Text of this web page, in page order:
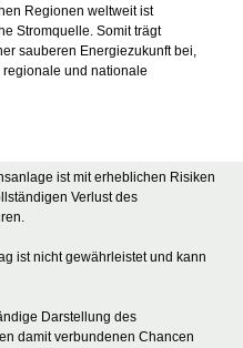
Regionen weltweit ist
Stromquelle. Somit trägt
sauberen Energiezukunft bei,
und nationale
ist mit erheblichen Risiken
Verlust des
ist nicht gewährleistet und kann
Darstellung des
damit verbundenen Chancen